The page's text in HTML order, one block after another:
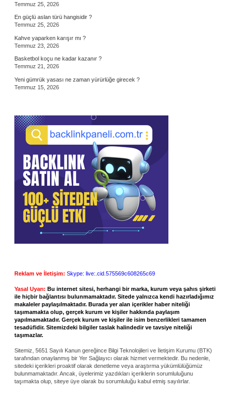
Temmuz 25, 2026
En güçlü aslan türü hangisidir ?
Temmuz 25, 2026
Kahve yaparken karışır mı ?
Temmuz 23, 2026
Basketbol koçu ne kadar kazanır ?
Temmuz 21, 2026
Yeni gümrük yasası ne zaman yürürlüğe girecek ?
Temmuz 15, 2026
Reklam ve İletişim: Skype: live:.cid.575569c608265c69
Yasal Uyarı: Bu internet sitesi, herhangi bir marka, kurum veya şahıs şirketi
ile hiçbir bağlantısı bulunmamaktadır. Sitede yalnızca kendi hazırladığımız
makaleler paylaşılmaktadır. Burada yer alan içerikler haber niteliği
taşımamakta olup, gerçek kurum ve kişiler hakkında paylaşım
yapılmamaktadır. Gerçek kurum ve kişiler ile isim benzerlikleri tamamen
tesadüfidir. Sitemizdeki bilgiler taslak halindedir ve tavsiye niteliği
taşımazlar.
Sitemiz, 5651 Sayılı Kanun gereğince Bilgi Teknolojileri ve İletişim Kurumu (BTK)
tarafından onaylanmış bir Yer Sağlayıcı olarak hizmet vermektedir. Bu nedenle,
sitedeki içerikleri proaktif olarak denetleme veya araştırma yükümlülüğümüz
bulunmamaktadır. Ancak, üyelerimiz yazdıkları içeriklerin sorumluluğunu
taşımakta olup, siteye üye olarak bu sorumluluğu kabul etmiş sayılırlar.